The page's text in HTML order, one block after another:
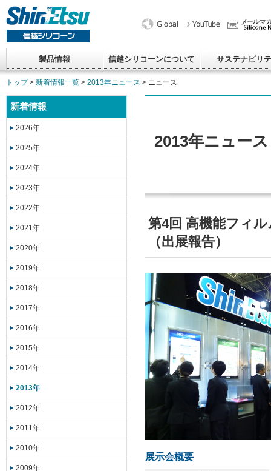
製品情報 信越シリコーンについて サステナビリ
トップ> 新着情報一覧 > 2013年ニュース > ニュース
新着情報
2026年
2025年
2024年
2023年
2022年
2021年
2020年
2019年
2018年
2017年
2016年
2015年
2014年
2013年
2012年
2011年
2010年
2009年
2013年ニュース
第4回 高機能フィ
（出展報告）
展示会概要